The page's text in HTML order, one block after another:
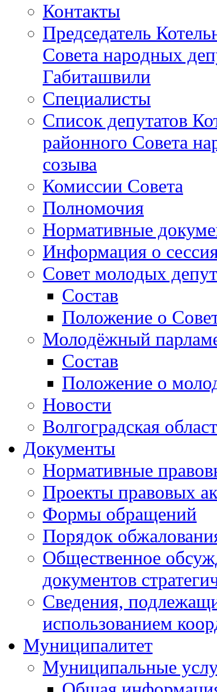
Контакты
Председатель
Совета народных
Габиташвили
Специалисты
Список депутатов
районного Совета
созыва
Комиссии Совета
Полномочия
Нормативные
Информация о
Совет молодых
Состав
Положение о
Молодёжный
Состав
Положение о
Новости
Волгоградская
Документы
Нормативные
Проекты правовых
Формы обращений
Порядок
Общественное
документов
Сведения,
использованием
Муниципалитет
Муниципальные